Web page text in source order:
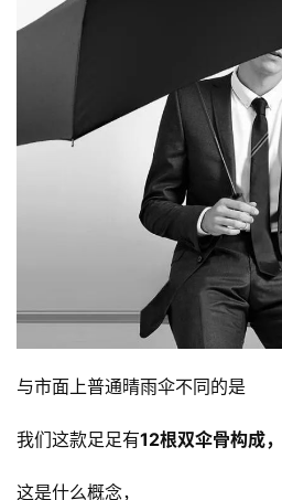
与市面上普通晴雨伞不同的是
我们这款足足有12根双伞骨构成，
这是什么概念，